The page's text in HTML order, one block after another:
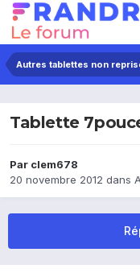
Autres tablettes non
Tablette
Par clem678
20 novembre 2012 dans